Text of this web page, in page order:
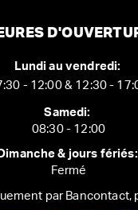
Lundi au vendredi:
- 12:00 & 12:30 -
Samedi:
08:30 - 12:00
Dimanche & jours fériés:
Fermé
par Bancontact,